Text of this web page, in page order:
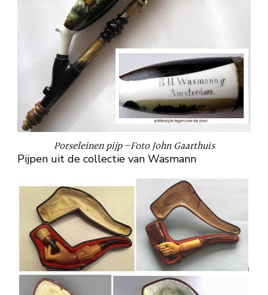
Porseleinen pijp–Foto John Gaarthuis
Pijpen uit de collectie van Wasmann